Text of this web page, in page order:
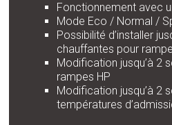
Fonctionnement avec
Mode Eco / Normal /
Possibilité d’installer
chauffantes pour
Modification jusqu’à 2
rampes HP
Modification jusqu’à 2
températures